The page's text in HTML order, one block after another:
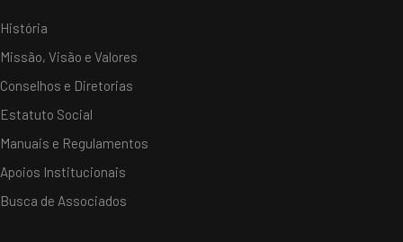
História
Missão, Visão e Valores
Conselhos e Diretorias
Estatuto Social
Manuais e Regulamentos
Apoios Institucionais
Busca de Associados